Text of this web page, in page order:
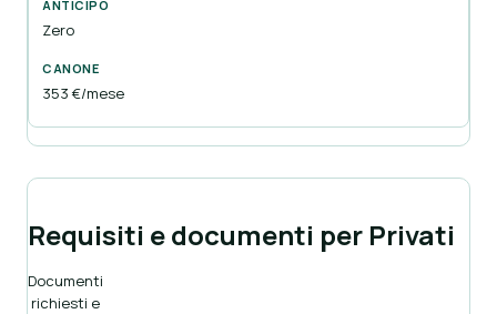
Zero
353 €/mese
Requisiti e documenti per Privati
Documenti
richiesti e